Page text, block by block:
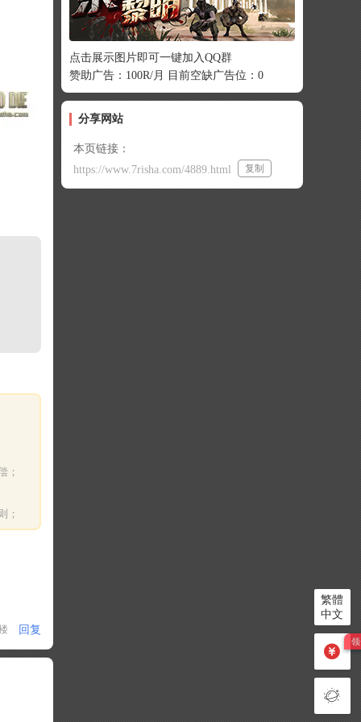
；
；
回复
点击展示图片即可一键加入QQ群
赞助广告：100R/月 目前空缺广告位：0
分享网站
本页链接：
https://www.7risha.com/4889.html
复制
繁體
中文